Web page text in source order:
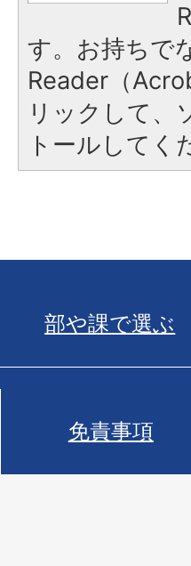
す。お持ちで
Reader（
リックして、
トールしてく
部や課で選ぶ
免責事項